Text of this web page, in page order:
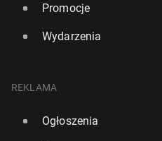
Promocje
Wydarzenia
REKLAMA
Ogłoszenia